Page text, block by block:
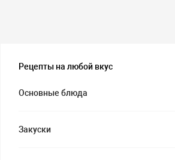
Рецепты на любой вкус
Основные блюда
Закуски